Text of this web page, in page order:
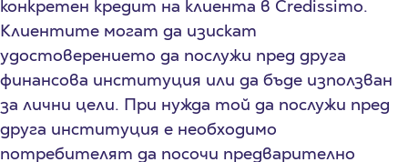
конкретен кредит на клиента в Credissimo.
Клиентите могат да изискат
удостоверението да послужи пред друга
финансова институция или да бъде използван
за лични цели. При нужда той да послужи пред
друга институция е необходимо
потребителят да посочи предварително